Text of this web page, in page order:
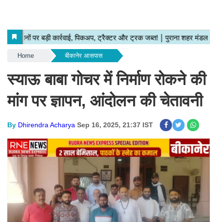
Home बीकानेर आसपास
स्याऊ बाबा गोचर में निर्माण रोकने की
मांग पर ज्ञापन, आंदोलन की चेतावनी
By Dhirendra Acharya Sep 16, 2025, 21:37 IST